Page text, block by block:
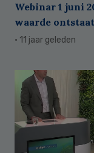
Webinar 1 juni
waarde
· 11 jaar geleden